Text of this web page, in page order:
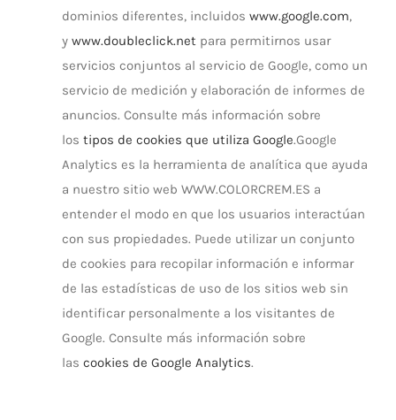
dominios diferentes, incluidos www.google.com,
y www.doubleclick.net para permitirnos usar
servicios conjuntos al servicio de Google, como un
servicio de medición y elaboración de informes de
anuncios. Consulte más información sobre
los tipos de cookies que utiliza Google.Google
Analytics es la herramienta de analítica que ayuda
a nuestro sitio web WWW.COLORCREM.ES a
entender el modo en que los usuarios interactúan
con sus propiedades. Puede utilizar un conjunto
de cookies para recopilar información e informar
de las estadísticas de uso de los sitios web sin
identificar personalmente a los visitantes de
Google. Consulte más información sobre
las cookies de Google Analytics.